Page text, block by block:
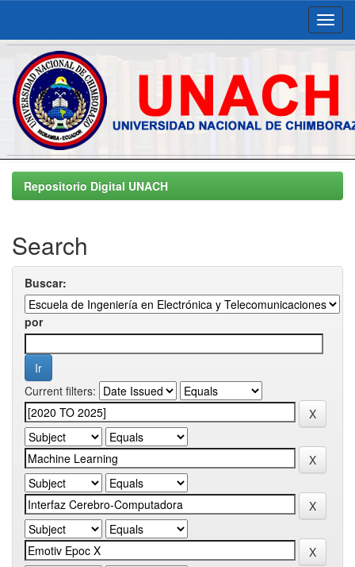
Skip
navigationRepositorio Digital UNACH
Search
Buscar:
por
Current filters: